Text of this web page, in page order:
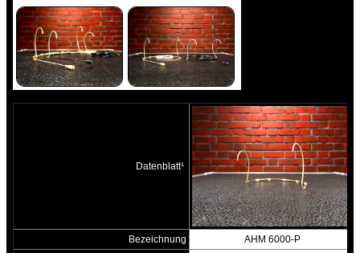
Datenblatt¹
Bezeichnung
AHM 6000-P